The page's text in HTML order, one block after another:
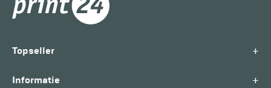
Topseller +
Informatie +